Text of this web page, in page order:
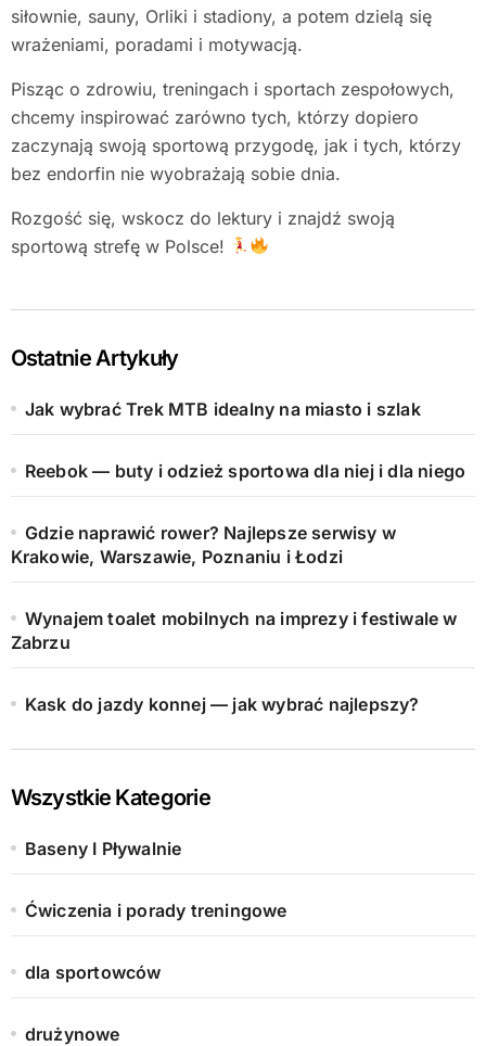
siłownie, sauny, Orliki i stadiony, a potem dzielą się
wrażeniami, poradami i motywacją.
Pisząc o zdrowiu, treningach i sportach zespołowych,
chcemy inspirować zarówno tych, którzy dopiero
zaczynają swoją sportową przygodę, jak i tych, którzy
bez endorfin nie wyobrażają sobie dnia.
Rozgość się, wskocz do lektury i znajdź swoją
sportową strefę w Polsce!
Ostatnie Artykuły
Jak wybrać Trek MTB idealny na miasto i szlak
Reebok — buty i odzież sportowa dla niej i dla niego
Gdzie naprawić rower? Najlepsze serwisy w
Krakowie, Warszawie, Poznaniu i Łodzi
Wynajem toalet mobilnych na imprezy i festiwale w
Zabrzu
Kask do jazdy konnej — jak wybrać najlepszy?
Wszystkie Kategorie
Baseny I Pływalnie
Ćwiczenia i porady treningowe
dla sportowców
drużynowe